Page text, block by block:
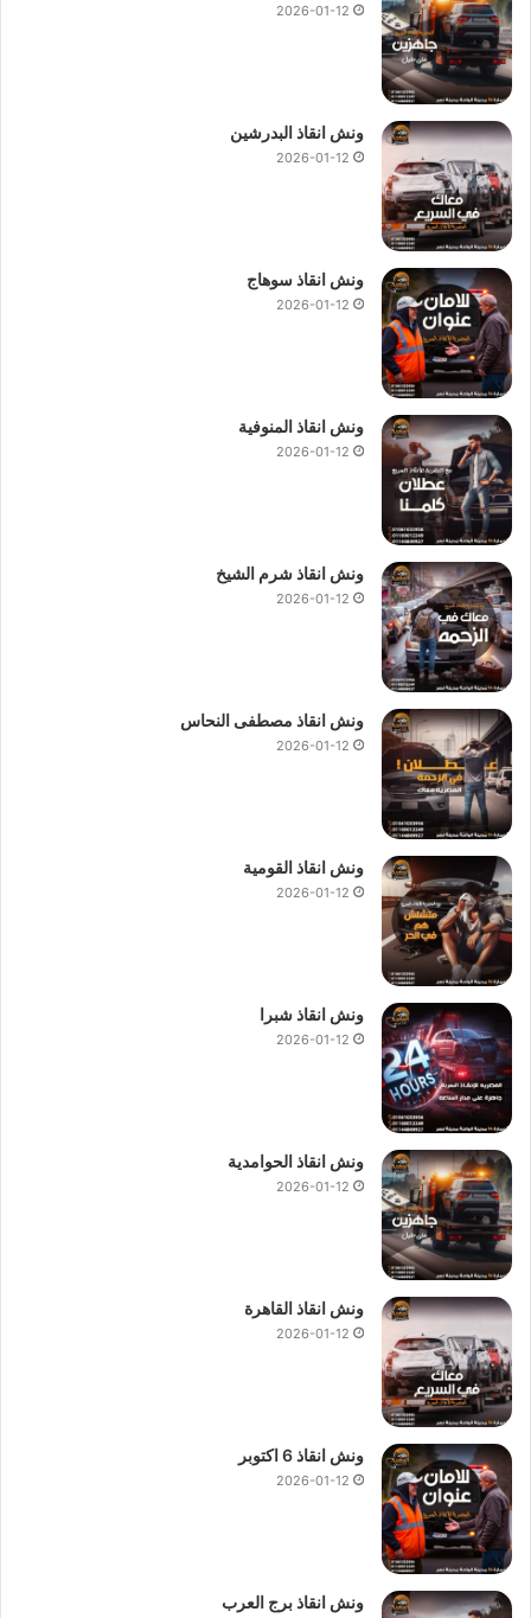
2026-01-12
ونش انقاذ البدرشين
2026-01-12
ونش انقاذ سوهاج
2026-01-12
ونش انقاذ المنوفية
2026-01-12
ونش انقاذ شرم الشيخ
2026-01-12
ونش انقاذ مصطفى النحاس
2026-01-12
ونش انقاذ القومية
2026-01-12
ونش انقاذ شبرا
2026-01-12
ونش انقاذ الحوامدية
2026-01-12
ونش انقاذ القاهرة
2026-01-12
ونش انقاذ 6 اكتوبر
2026-01-12
ونش انقاذ برج العرب